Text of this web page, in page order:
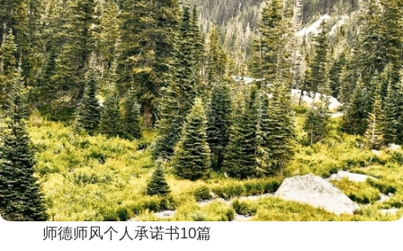
师德师风个人承诺书10篇